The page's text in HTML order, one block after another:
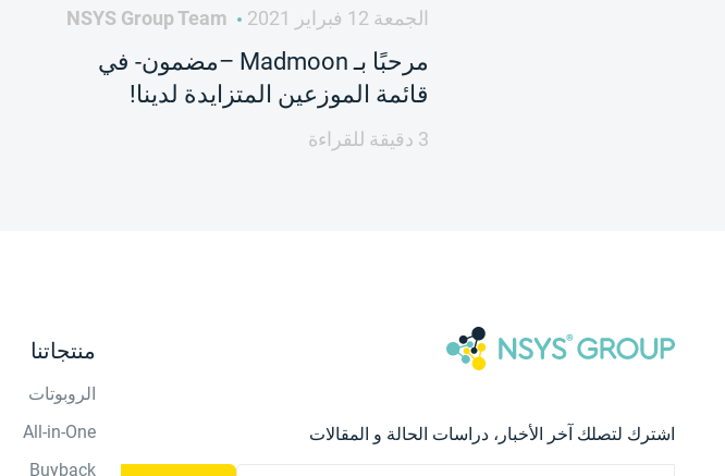
الجمعة 12 فبراير 2021
مرحبًا بـ Madmoon –مضمون- في
قائمة الموزعين المتزايدة لدينا!
3 دقيقة للقراءة
اشترك لتصلك آخر الأخبار، دراسات الحالة و المقالات
منتجاتنا
الروبوتات
All-in-One
Buyback